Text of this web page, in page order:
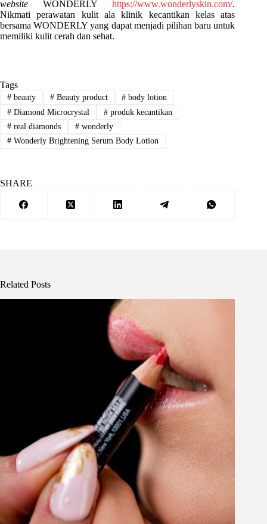
website WONDERLYhttps://www.wonderlyskin.com/.
Nikmati perawatan kulit ala klinik kecantikan kelas atas
bersama WONDERLY yang dapat menjadi pilihan baru untuk
memiliki kulit cerah dan sehat.
Tags
#beauty #Beauty product # body lotion
#Diamond Microcrystal #produk kecantikan
#real diamonds #wonderly
#Wonderly Brightening Serum Body Lotion
SHARE
Related Posts